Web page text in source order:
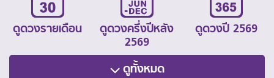
ดูดวงรายเดือน
ดูดวงครึ่งปีหลัง
2569
ดูดวงปี 2569
ดูทั้งหมด